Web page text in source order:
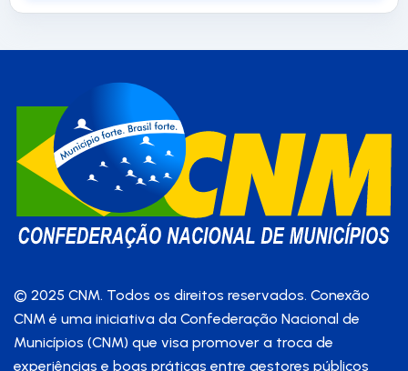
© 2025 CNM. Todos os direitos reservados. Conexão
CNM é uma iniciativa da Confederação Nacional de
Municípios (CNM) que visa promover a troca de
experiências e boas práticas entre gestores públicos